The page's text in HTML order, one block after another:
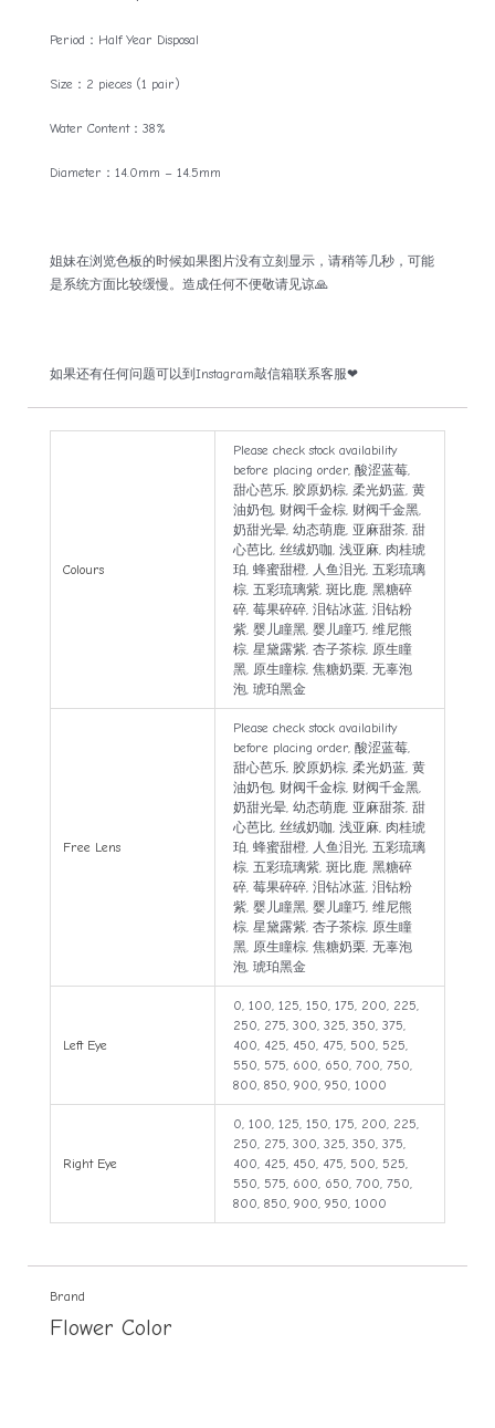
Period：Half Year Disposal
Size：2 pieces (1 pair)
Water Content：38%
Diameter：14.0mm – 14.5mm
姐妹在浏览色板的时候如果图片没有立刻显示，请稍等几秒，可能
是系统方面比较缓慢。造成任何不便敬请见谅🙏
如果还有任何问题可以到Instagram敲信箱联系客服❤
Colours
Please check stock availability
before placing order, 酸涩蓝莓,
甜心芭乐, 胶原奶棕, 柔光奶蓝, 黄
油奶包, 财阀千金棕, 财阀千金黑,
奶甜光晕, 幼态萌鹿, 亚麻甜茶, 甜
心芭比, 丝绒奶咖, 浅亚麻, 肉桂琥
珀, 蜂蜜甜橙, 人鱼泪光, 五彩琉璃
棕, 五彩琉璃紫, 斑比鹿, 黑糖碎
碎, 莓果碎碎, 泪钻冰蓝, 泪钻粉
紫, 婴儿瞳黑, 婴儿瞳巧, 维尼熊
棕, 星黛露紫, 杏子茶棕, 原生瞳
黑, 原生瞳棕, 焦糖奶栗, 无辜泡
泡, 琥珀黑金
Free Lens
Please check stock availability
before placing order, 酸涩蓝莓,
甜心芭乐, 胶原奶棕, 柔光奶蓝, 黄
油奶包, 财阀千金棕, 财阀千金黑,
奶甜光晕, 幼态萌鹿, 亚麻甜茶, 甜
心芭比, 丝绒奶咖, 浅亚麻, 肉桂琥
珀, 蜂蜜甜橙, 人鱼泪光, 五彩琉璃
棕, 五彩琉璃紫, 斑比鹿, 黑糖碎
碎, 莓果碎碎, 泪钻冰蓝, 泪钻粉
紫, 婴儿瞳黑, 婴儿瞳巧, 维尼熊
棕, 星黛露紫, 杏子茶棕, 原生瞳
黑, 原生瞳棕, 焦糖奶栗, 无辜泡
泡, 琥珀黑金
Left Eye
0, 100, 125, 150, 175, 200, 225,
250, 275, 300, 325, 350, 375,
400, 425, 450, 475, 500, 525,
550, 575, 600, 650, 700, 750,
800, 850, 900, 950, 1000
Right Eye
0, 100, 125, 150, 175, 200, 225,
250, 275, 300, 325, 350, 375,
400, 425, 450, 475, 500, 525,
550, 575, 600, 650, 700, 750,
800, 850, 900, 950, 1000
Brand
Flower Color